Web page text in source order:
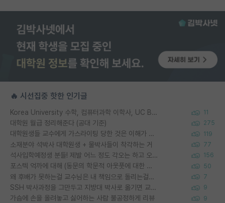
🔥 시선집중 핫한 인기글
Korea University 수학, 컴퓨터과학 이학사, UC Berkeley 산업공학 대학원 공학박사가 되는 것은 쉽지 않겠죠? 11
대학원 월급 정리해준다 (공대 기준) 275
대학원생들 교수에게 가스라이팅 당한 것은 이해가 갑니다. 안타깝네요. 119
소재분야 석박사 대학원생 + 물박사들이 착각하는 거 77
석사입학예정생 분들! 제발 어느 정도 각오는 하고 오세요. 156
포스텍 억까에 대해 (동문의 학문적 아웃풋에 대한 반박) 50
왜 후배가 못하는걸 교수님은 내 책임으로 돌리는걸까요? 7
SSH 박사과정을 그만두고 지방대 박사로 옮기면 교수의 꿈은 끝일까요? 9
가슴에 손을 올려놓고 싫어하는 사람 불공정하게 리뷰 9